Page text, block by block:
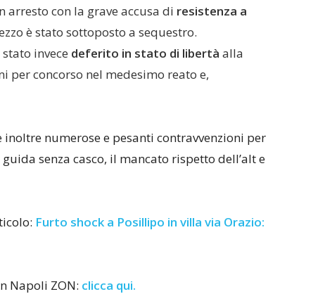
arresto con la grave accusa di resistenza a
è stato sottoposto a sequestro.
invece deferito in stato di libertà alla
per concorso nel medesimo reato e,
numerose e pesanti contravvenzioni per
senza casco, il mancato rispetto dell’alt e
Furto shock a Posillipo in villa via Orazio:
Napoli ZON: clicca qui.